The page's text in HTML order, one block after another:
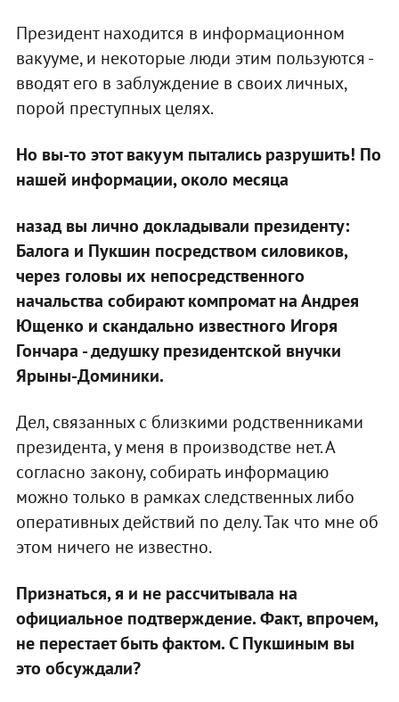
Президент находится в информационном
вакууме, и некоторые люди этим пользуются -
вводят его в заблуждение в своих личных,
порой преступных целях.
Но вы-то этот вакуум пытались разрушить! По
нашей информации, около месяца
назад вы лично докладывали президенту:
Балога и Пукшин посредством силовиков,
через головы их непосредственного
начальства собирают компромат на Андрея
Ющенко и скандально известного Игоря
Гончара - дедушку президентской внучки
Ярыны-Доминики.
Дел, связанных с близкими родственниками
президента, у меня в производстве нет. А
согласно закону, собирать информацию
можно только в рамках следственных либо
оперативных действий по делу. Так что мне об
этом ничего не известно.
Признаться, я и не рассчитывала на
официальное подтверждение. Факт, впрочем,
не перестает быть фактом. С Пукшиным вы
это обсуждали?